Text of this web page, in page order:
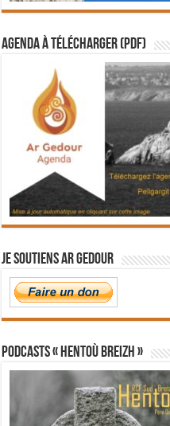
Agenda à télécharger (PDF)
Je soutiens Ar Gedour
PODCASTS « Hentoù Breizh »